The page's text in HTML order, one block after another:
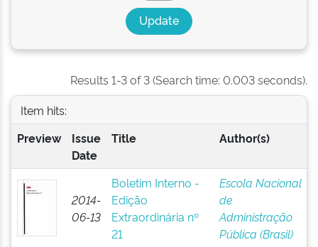
Results 1-3 of 3 (Search time: 0.003 seconds).
Item hits:
Preview
Issue
Date
Title Author(s)
2014-
06-13
Boletim Interno -
Edição
Extraordinária nº
21
Escola Nacional
de
Administração
Pública (Brasil)